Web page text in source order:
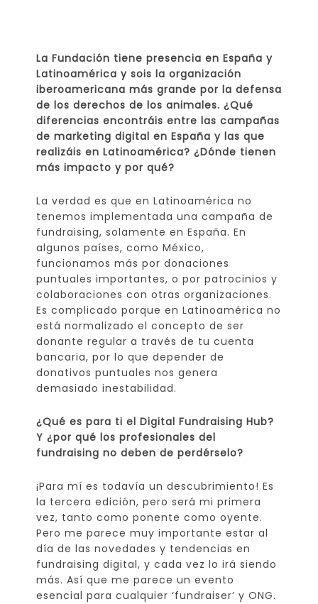
La Fundación tiene presencia en España y
Latinoamérica y sois la organización
iberoamericana más grande por la defensa
de los derechos de los animales. ¿Qué
diferencias encontráis entre las campañas
de marketing digital en España y las que
realizáis en Latinoamérica? ¿Dónde tienen
más impacto y por qué?
La verdad es que en Latinoamérica no
tenemos implementada una campaña de
fundraising, solamente en España. En
algunos países, como México,
funcionamos más por donaciones
puntuales importantes, o por patrocinios y
colaboraciones con otras organizaciones.
Es complicado porque en Latinoamérica no
está normalizado el concepto de ser
donante regular a través de tu cuenta
bancaria, por lo que depender de
donativos puntuales nos genera
demasiado inestabilidad.
¿Qué es para ti el Digital Fundraising Hub?
Y ¿por qué los profesionales del
fundraising no deben de perdérselo?
¡Para mí es todavía un descubrimiento! Es
la tercera edición, pero será mi primera
vez, tanto como ponente como oyente.
Pero me parece muy importante estar al
día de las novedades y tendencias en
fundraising digital, y cada vez lo irá siendo
más. Así que me parece un evento
esencial para cualquier ‘fundraiser’ y ONG.